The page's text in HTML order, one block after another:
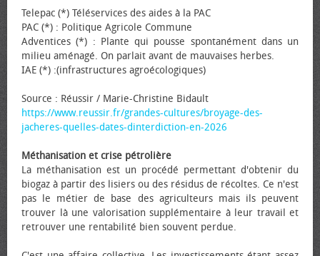
Telepac (*) Téléservices des aides à la PAC
PAC (*) : Politique Agricole Commune
Adventices (*) : Plante qui pousse spontanément dans un
milieu aménagé. On parlait avant de mauvaises herbes.
IAE (*) :(infrastructures agroécologiques)
Source : Réussir / Marie-Christine Bidault
https://www.reussir.fr/grandes-cultures/broyage-des-
jacheres-quelles-dates-dinterdiction-en-2026
Méthanisation et crise pétrolière
La méthanisation est un procédé permettant d'obtenir du
biogaz à partir des lisiers ou des résidus de récoltes. Ce n'est
pas le métier de base des agriculteurs mais ils peuvent
trouver là une valorisation supplémentaire à leur travail et
retrouver une rentabilité bien souvent perdue.